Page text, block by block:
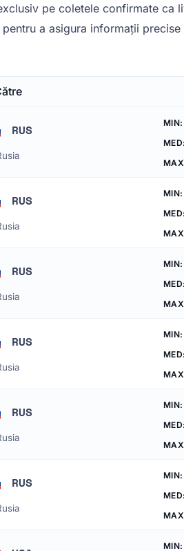
pe coletele confirmate
a asigura informații
RUS MIN:
MED:
RUS MIN:
MED:
RUS MIN:
MED:
RUS MIN:
MED:
RUS MIN:
MED:
RUS MIN:
MED:
MIN: